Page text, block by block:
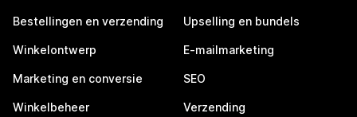
Bestellingen en verzending
Winkelontwerp
Marketing en conversie
Winkelbeheer
Upselling en bundels
E-mailmarketing
SEO
Verzending